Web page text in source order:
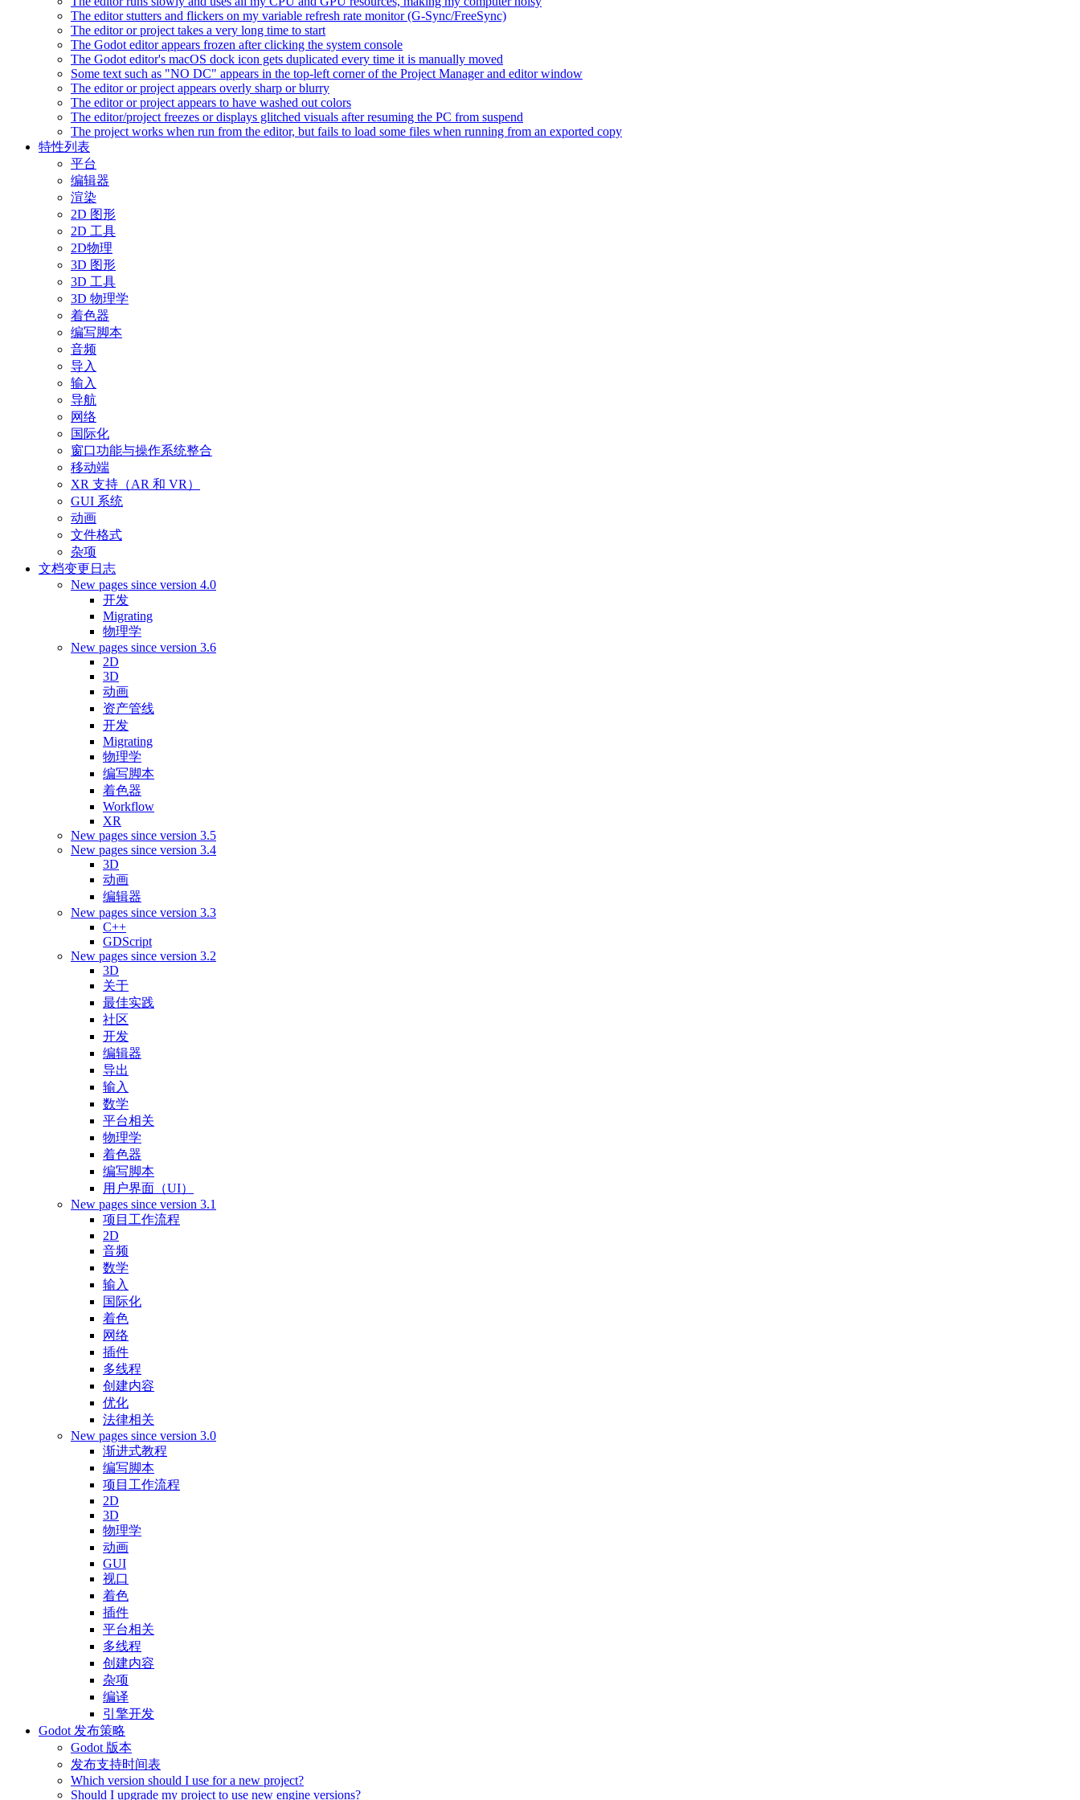
The editor stutters and flickers on my variable refresh rate monitor (G-Sync/FreeSync)
The editor or project takes a very long time to start
The Godot editor appears frozen after clicking the system console
The Godot editor's macOS dock icon gets duplicated every time it is manually moved
Some text such as "NO DC" appears in the top-left corner of the Project Manager and editor window
The editor or project appears overly sharp or blurry
The editor or project appears to have washed out colors
The editor/project freezes or displays glitched visuals after resuming the PC from suspend
The project works when run from the editor, but fails to load some files when running from an exported copy
特性列表
平台
编辑器
渲染
2D 图形
2D 工具
2D物理
3D 图形
3D 工具
3D 物理学
着色器
编写脚本
音频
导入
输入
导航
网络
国际化
窗口功能与操作系统整合
移动端
XR 支持（AR 和 VR）
GUI 系统
动画
文件格式
杂项
文档变更日志
New pages since version 4.0
开发
Migrating
物理学
New pages since version 3.6
2D
3D
动画
资产管线
开发
Migrating
物理学
编写脚本
着色器
Workflow
XR
New pages since version 3.5
New pages since version 3.4
3D
动画
编辑器
New pages since version 3.3
C++
GDScript
New pages since version 3.2
3D
关于
最佳实践
社区
开发
编辑器
导出
输入
数学
平台相关
物理学
着色器
编写脚本
用户界面（UI）
New pages since version 3.1
项目工作流程
2D
音频
数学
输入
国际化
着色
网络
插件
多线程
创建内容
优化
法律相关
New pages since version 3.0
渐进式教程
编写脚本
项目工作流程
2D
3D
物理学
动画
GUI
视口
着色
插件
平台相关
多线程
创建内容
杂项
编译
引擎开发
Godot 发布策略
Godot 版本
发布支持时间表
Which version should I use for a new project?
Should I upgrade my project to use new engine versions?